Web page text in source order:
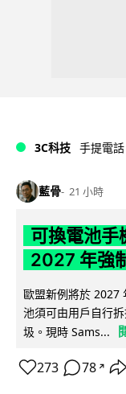
3C科技 手提電話
藍骨 21 小時
可換電池
2027 年強
歐盟新例將於 2027
池須可由用戶自行
圾。現時 Sams...
273 78 ↗